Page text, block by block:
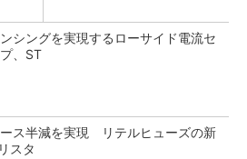
シングを実現するローサイド電流セ
、ST
ス半減を実現 リテルヒューズの新
スタ